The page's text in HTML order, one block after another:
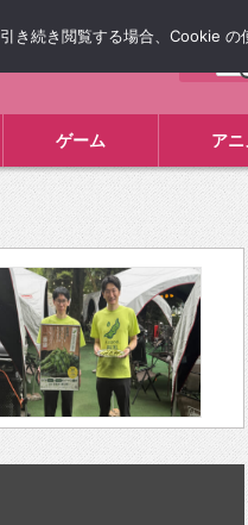
ゲーム アニ
続き閲覧する場合、Cookie の